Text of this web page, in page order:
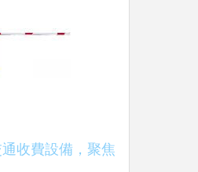
收費設備，聚焦